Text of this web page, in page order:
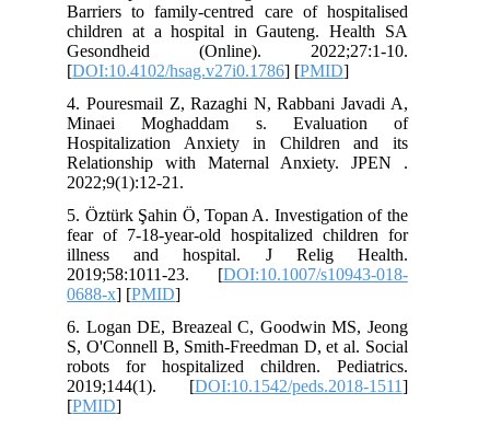
Barriers to family-centred care of
children at a hospital in Gauteng.
Gesondheid (Online).
[DOI:10.4102/hsag.v27i0.1786
4. Pouresmail Z, Razaghi N, Rabbani
Minaei Moghaddam s.
Hospitalization Anxiety in
Relationship with Maternal
5. Öztürk Şahin Ö, Topan A.
fear of 7-18-year-old hospitalized
illness and hospital. J Relig
2019;58:1011-23. [DOI:10.1007/
6. Logan DE, Breazeal C, Goodwin
S, O'Connell B, Smith-Freedman D, et
robots for hospitalized children.
2019;144(1). [DOI:10.1542/